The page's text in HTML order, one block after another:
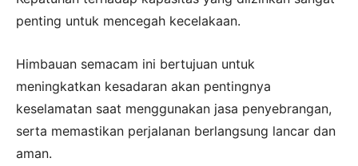
penting untuk mencegah kecelakaan.
Himbauan semacam ini bertujuan untuk
meningkatkan kesadaran akan pentingnya
keselamatan saat menggunakan jasa penyebrangan,
serta memastikan perjalanan berlangsung lancar dan
aman.